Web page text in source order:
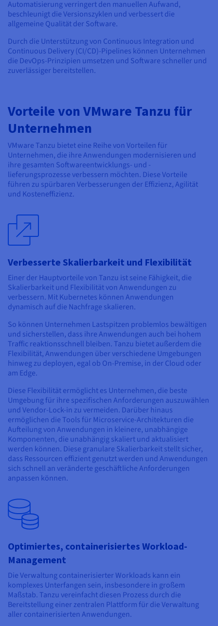
Automatisierung verringert den manuellen Aufwand,
beschleunigt die Versionszyklen und verbessert die
allgemeine Qualität der Software.
Durch die Unterstützung von Continuous Integration und
Continuous Delivery (CI/CD)-Pipelines können Unternehmen
die DevOps-Prinzipien umsetzen und Software schneller und
zuverlässiger bereitstellen.
Vorteile von VMware Tanzu für
Unternehmen
VMware Tanzu bietet eine Reihe von Vorteilen für
Unternehmen, die ihre Anwendungen modernisieren und
ihre gesamten Softwareentwicklungs- und -
lieferungsprozesse verbessern möchten. Diese Vorteile
führen zu spürbaren Verbesserungen der Effizienz, Agilität
und Kosteneffizienz.
Verbesserte Skalierbarkeit und Flexibilität
Einer der Hauptvorteile von Tanzu ist seine Fähigkeit, die
Skalierbarkeit und Flexibilität von Anwendungen zu
verbessern. Mit Kubernetes können Anwendungen
dynamisch auf die Nachfrage skalieren.
So können Unternehmen Lastspitzen problemlos bewältigen
und sicherstellen, dass ihre Anwendungen auch bei hohem
Traffic reaktionsschnell bleiben. Tanzu bietet außerdem die
Flexibilität, Anwendungen über verschiedene Umgebungen
hinweg zu deployen, egal ob On-Premise, in der Cloud oder
am Edge.
Diese Flexibilität ermöglicht es Unternehmen, die beste
Umgebung für ihre spezifischen Anforderungen auszuwählen
und Vendor-Lock-in zu vermeiden. Darüber hinaus
ermöglichen die Tools für Microservice-Architekturen die
Aufteilung von Anwendungen in kleinere, unabhängige
Komponenten, die unabhängig skaliert und aktualisiert
werden können. Diese granulare Skalierbarkeit stellt sicher,
dass Ressourcen effizient genutzt werden und Anwendungen
sich schnell an veränderte geschäftliche Anforderungen
anpassen können.
Optimiertes, containerisiertes Workload-
Management
Die Verwaltung containerisierter Workloads kann ein
komplexes Unterfangen sein, insbesondere in großem
Maßstab. Tanzu vereinfacht diesen Prozess durch die
Bereitstellung einer zentralen Plattform für die Verwaltung
aller containerisierten Anwendungen.